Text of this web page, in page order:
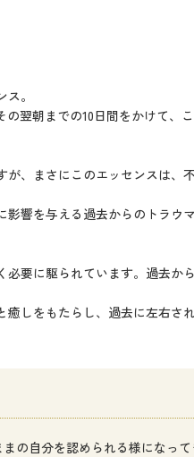
。
翌朝までの10日間をかけて、
、まさにこのエッセンスは、
響を与える過去からのトラウ
要に駆られています。過去か
しをもたらし、過去に左右さ
の自分を認められる様になっ